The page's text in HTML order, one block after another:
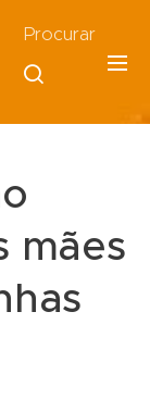
Procurar
mães